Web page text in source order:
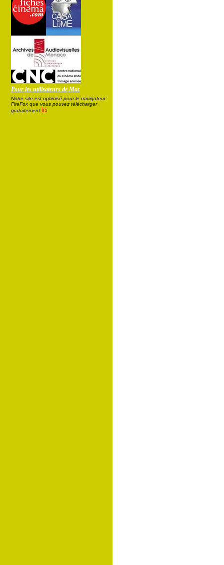
Pour les utilisateurs de Mac
Notre site est optimisé pour le navigateur
FireFox que vous pouvez télécharger
gratuitement ici